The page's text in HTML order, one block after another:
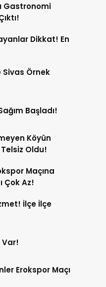
Gastronomi
Dikkat! En
Örnek
Başladı!
Köyün
Oldu!
Maçına
Çok Az!
İlçe İlçe
Var!
Erokspor Maçı